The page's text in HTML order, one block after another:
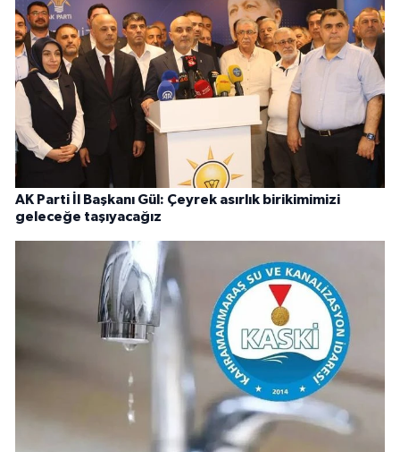
AK Parti İl Başkanı Gül: Çeyrek asırlık birikimimizi
geleceğe taşıyacağız